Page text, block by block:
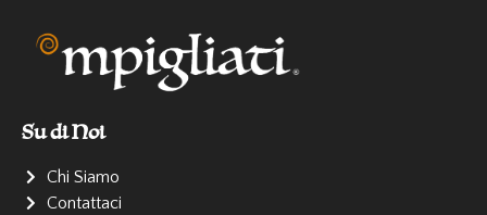
Su di Noi
Chi Siamo
Contattaci